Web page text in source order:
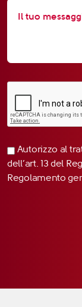
Autorizzo al
dell’art. 13 del
Regolamento